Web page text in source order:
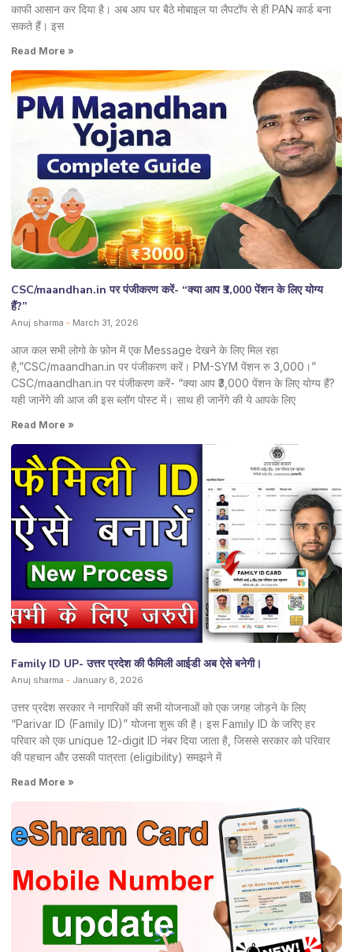
काफी आसान कर दिया है। अब आप घर बैठे मोबाइल या लैपटॉप से ही PAN कार्ड बना
सकते हैं। इस
Read More »
CSC/maandhan.in पर पंजीकरण करें- “क्या आप ₹3,000 पेंशन के लिए योग्य
हैं?”
Anuj sharma March 31, 2026
आज कल सभी लोगो के फ़ोन में एक Message देखने के लिए मिल रहा
है,”CSC/maandhan.in पर पंजीकरण करें। PM-SYM पेंशन रु 3,000।”
CSC/maandhan.in पर पंजीकरण करें- “क्या आप ₹3,000 पेंशन के लिए योग्य हैं?
यही जानेंगे की आज की इस ब्लॉग पोस्ट में। साथ ही जानेंगे की ये आपके लिए
Read More »
Family ID UP- उत्तर प्रदेश की फैमिली आईडी अब ऐसे बनेगी।
Anuj sharma January 8, 2026
उत्तर प्रदेश सरकार ने नागरिकों की सभी योजनाओं को एक जगह जोड़ने के लिए
“Parivar ID (Family ID)” योजना शुरू की है। इस Family ID के जरिए हर
परिवार को एक unique 12-digit ID नंबर दिया जाता है, जिससे सरकार को परिवार
की पहचान और उसकी पात्रता (eligibility) समझने में
Read More »